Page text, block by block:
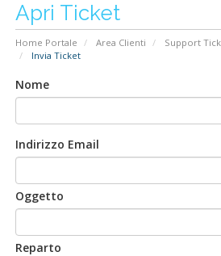
Apri Ticket
Home Portale Area Clienti
Support
Invia Ticket
Nome
Indirizzo Email
Oggetto
Reparto